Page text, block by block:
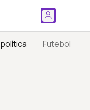
política Futebol